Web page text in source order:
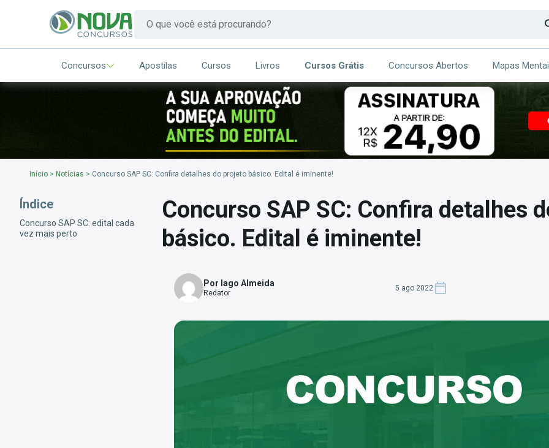
Concursos Apostilas Cursos Livros Cursos Grátis Concursos Abertos Mapas
Início > Notícias > Concurso SAP SC: Confira detalhes do projeto básico. Edital é iminente!
Índice
Concurso SAP SC: edital cada
vez mais perto
Concurso SAP SC: Confira detalhes
básico. Edital é iminente!
Por Iago Almeida
Redator
5 ago 2022